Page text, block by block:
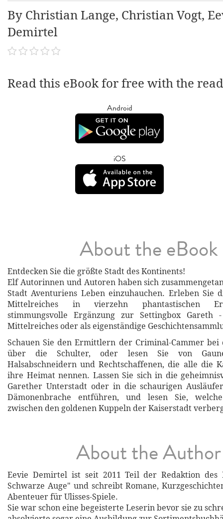
By Christian Lange, Christian Vogt,
Demirtel
Read this eBook for free with the
Android
iOS
About the eBook
Entdecken Sie die größte Stadt des Kontinents!
Elf Autorinnen und Autoren haben sich
Stadt Aventuriens Leben einzuhauchen. Erleben Sie
Mittelreiches in vierzehn phantastischen
stimmungsvolle Ergänzung zur Settingbox Gareth
Mittelreiches oder als eigenständige
Schauen Sie den Ermittlern der Criminal-Cammer bei
über die Schulter, oder lesen Sie von
Halsabschneidern und Rechtschaffenen, die alle die
ihre Heimat nennen. Lassen Sie sich in die
Garether Unterstadt oder in die schaurigen
Dämonenbrache entführen, und lesen Sie,
zwischen den goldenen Kuppeln der Kaiserstadt
About the Author
Eevie Demirtel ist seit 2011 Teil der Redaktion des
Schwarze Auge" und schreibt Romane,
Abenteuer für Ulisses-Spiele.
Sie war schon eine begeisterte Leserin bevor sie zu